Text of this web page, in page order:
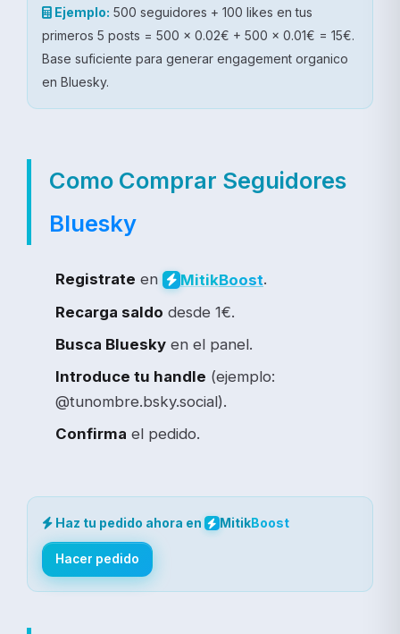
Ejemplo: 500 seguidores + 100 likes en tus
primeros 5 posts = 500 x 0.02€ + 500 x 0.01€ = 15€.
Base suficiente para generar engagement organico
en Bluesky.
Como Comprar Seguidores
Bluesky
Registrate en MitikBoost.
Recarga saldo desde 1€.
Busca Bluesky en el panel.
Introduce tu handle (ejemplo:
@tunombre.bsky.social).
Confirma el pedido.
Haz tu pedido ahora en MitikBoost
Hacer pedido